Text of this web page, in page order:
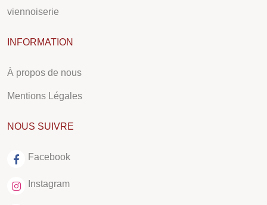
viennoiserie
INFORMATION
À propos de nous
Mentions Légales
NOUS SUIVRE
Facebook
Instagram